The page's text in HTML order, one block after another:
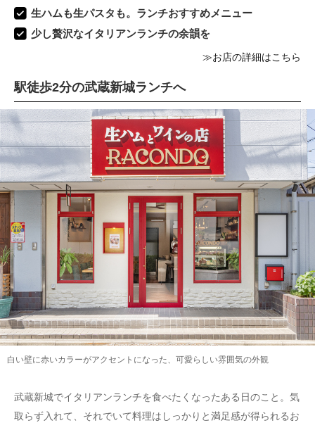
生ハムも生パスタも。ランチおすすめメニュー
少し贅沢なイタリアンランチの余韻を
≫お店の詳細はこちら
駅徒歩2分の武蔵新城ランチへ
白い壁に赤いカラーがアクセントになった、可愛らしい雰囲気の外観
武蔵新城でイタリアンランチを食べたくなったある日のこと。気
取らず入れて、それでいて料理はしっかりと満足感が得られるお